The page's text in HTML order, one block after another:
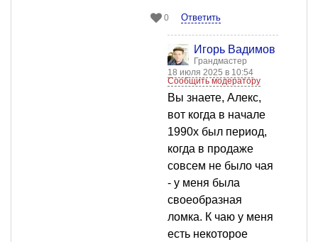
0 Ответить
Игорь Вадимов
Грандмастер
18 июля 2025 в 10:54
Сообщить модератору
Вы знаете, Алекс,
вот когда в начале
1990х был период,
когда в продаже
совсем не было чая
- у меня была
своеобразная
ломка. К чаю у меня
есть некоторое